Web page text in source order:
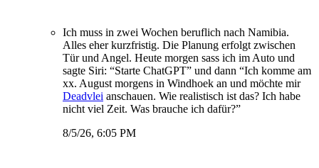
Ich muss in zwei Wochen beruflich nach Namibia.
Alles eher kurzfristig. Die Planung erfolgt zwischen
Tür und Angel. Heute morgen sass ich im Auto und
sagte Siri: “Starte ChatGPT” und dann “Ich komme am
xx. August morgens in Windhoek an und möchte mir
Deadvlei anschauen. Wie realistisch ist das? Ich habe
nicht viel Zeit. Was brauche ich dafür?”
8/5/26, 6:05 PM